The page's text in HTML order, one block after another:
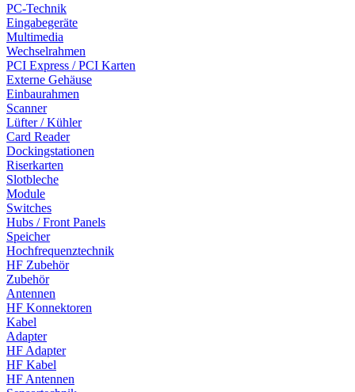
PC-Technik
Eingabegeräte
Multimedia
Wechselrahmen
PCI Express / PCI Karten
Externe Gehäuse
Einbaurahmen
Scanner
Lüfter / Kühler
Card Reader
Dockingstationen
Riserkarten
Slotbleche
Module
Switches
Hubs / Front Panels
Speicher
Hochfrequenztechnik
HF Zubehör
Zubehör
Antennen
HF Konnektoren
Kabel
Adapter
HF Adapter
HF Kabel
HF Antennen